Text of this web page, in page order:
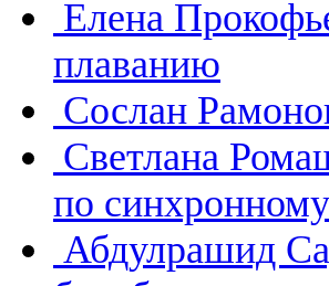
Елена
плаванию
Сослан
Светлана
по
Абдулрашид